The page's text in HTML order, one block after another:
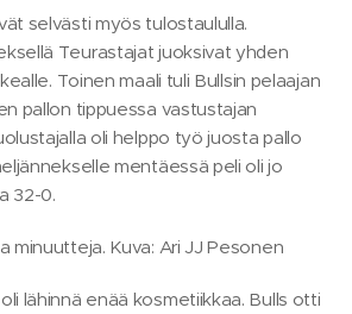
selvästi myös tulostaululla.
Teurastajat juoksivat yhden
Toinen maali tuli Bullsin pelaajan
pallon tippuessa vastustajan
oli helppo työ juosta pallo
mentäessä peli oli jo
32-0.
minuutteja. Kuva: Ari JJ Pesonen
lähinnä enää kosmetiikkaa. Bulls otti